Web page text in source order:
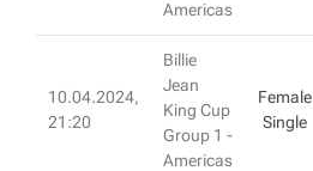
Americas
10.04.2024,
21:20
Billie
Jean
King Cup
Group 1 -
Americas
Female
Single